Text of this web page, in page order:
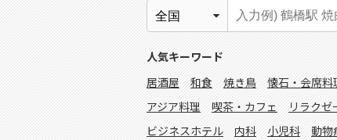
人気キーワード
居酒屋
和食 焼き鳥 懐石・会席料
アジア料理
喫茶・カフェ リラクゼ
ビジネスホテル
内科 小児科 動物